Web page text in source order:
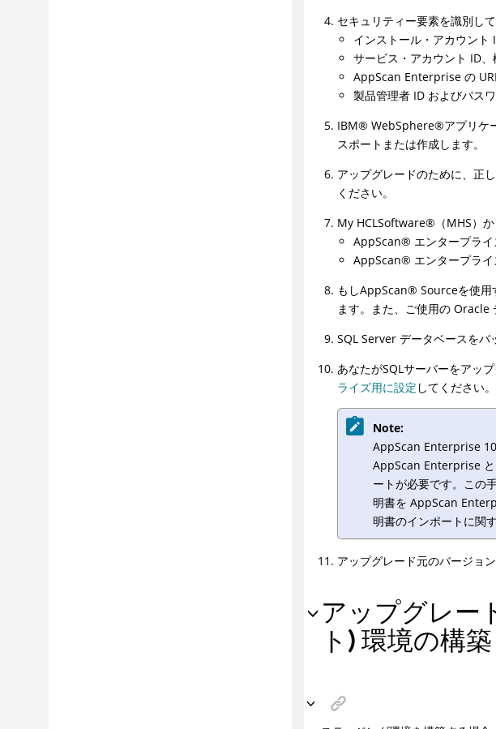
セキュリティー要素を識別して
インストール・アカウント
サービス・アカウント ID
AppScan Enterprise の
製品管理者 ID およびパス
IBM® WebSphere®アプリケ
スポートまたは作成します。
アップグレードのために、正
ください。
My HCLSoftware® （MHS）
AppScan® エンタープラ
AppScan® エンタープラ
もしAppScan® Sourceを使用
ます。また、ご使用の Oracle
SQL Server データベースをバ
あなたがSQLサーバーをアッ
ライズ用に設定 してください。
Note:
AppScan Enterprise
AppScan Enterprise と
ートが必要です。この
明書を AppScan
明書のインポートに関
アップグレード元のバージョ
アップグレー
ト) 環境の構築